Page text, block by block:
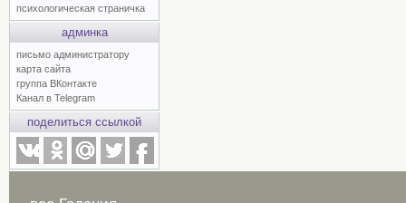
психологическая страничка
админка
письмо администратору
карта сайта
группа ВКонтакте
Канал в Telegram
поделиться ссылкой